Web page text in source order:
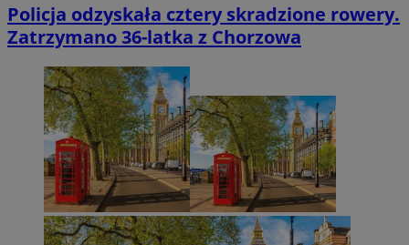
Policja odzyskała cztery skradzione rowery.
Zatrzymano 36-latka z Chorzowa